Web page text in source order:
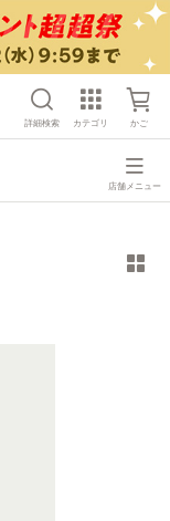
詳細検索 カテゴリ かご
店舗メニュー